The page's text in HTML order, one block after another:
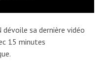
sa dernière vidéo
15 minutes